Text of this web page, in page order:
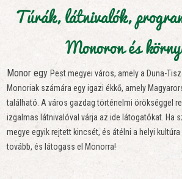
Túrák, látnivalók,
Monoron és
Monor egyPest megyei város, amely a Duna-
Monoriak számára egy igazi ékkő, amely
található. A város gazdag történelmi örökséggel
izgalmas látnivalóval várja az ide látogatókat. Ha
megye egyik rejtett kincsét, és átélni a helyi
tovább, és látogass el Monorra!